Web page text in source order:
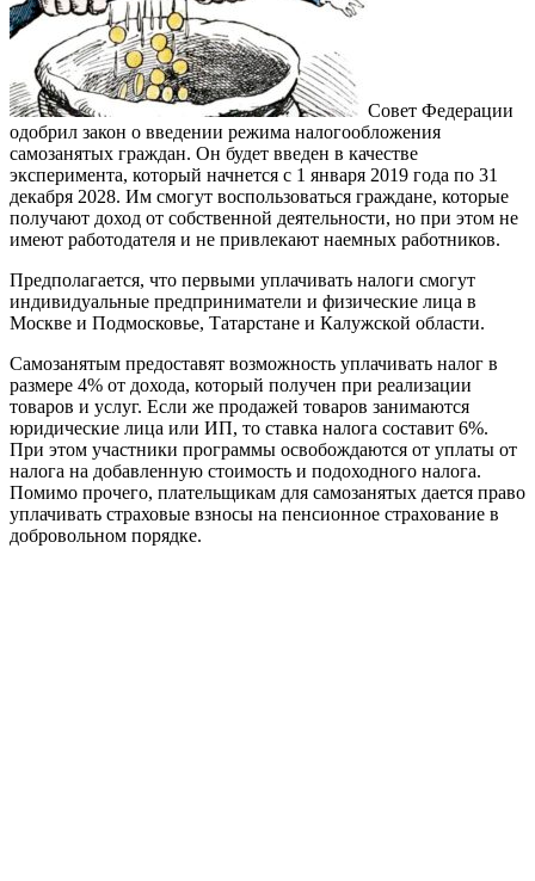
Совет Федерации
одобрил закон о введении режима налогообложения
самозанятых граждан. Он будет введен в качестве
эксперимента, который начнется с 1 января 2019 года по 31
декабря 2028. Им смогут воспользоваться граждане, которые
получают доход от собственной деятельности, но при этом не
имеют работодателя и не привлекают наемных работников.
Предполагается, что первыми уплачивать налоги смогут
индивидуальные предприниматели и физические лица в
Москве и Подмосковье, Татарстане и Калужской области.
Самозанятым предоставят возможность уплачивать налог в
размере 4% от дохода, который получен при реализации
товаров и услуг. Если же продажей товаров занимаются
юридические лица или ИП, то ставка налога составит 6%.
При этом участники программы освобождаются от уплаты от
налога на добавленную стоимость и подоходного налога.
Помимо прочего, плательщикам для самозанятых дается право
уплачивать страховые взносы на пенсионное страхование в
добровольном порядке.